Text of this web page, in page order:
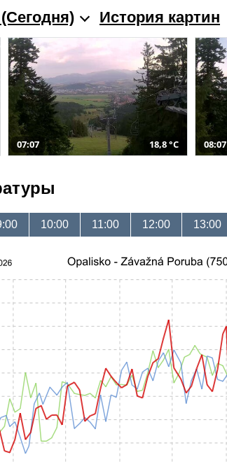
История картин
07:07 18,8 °C 08:07
10:00 11:00 12:00 13:00